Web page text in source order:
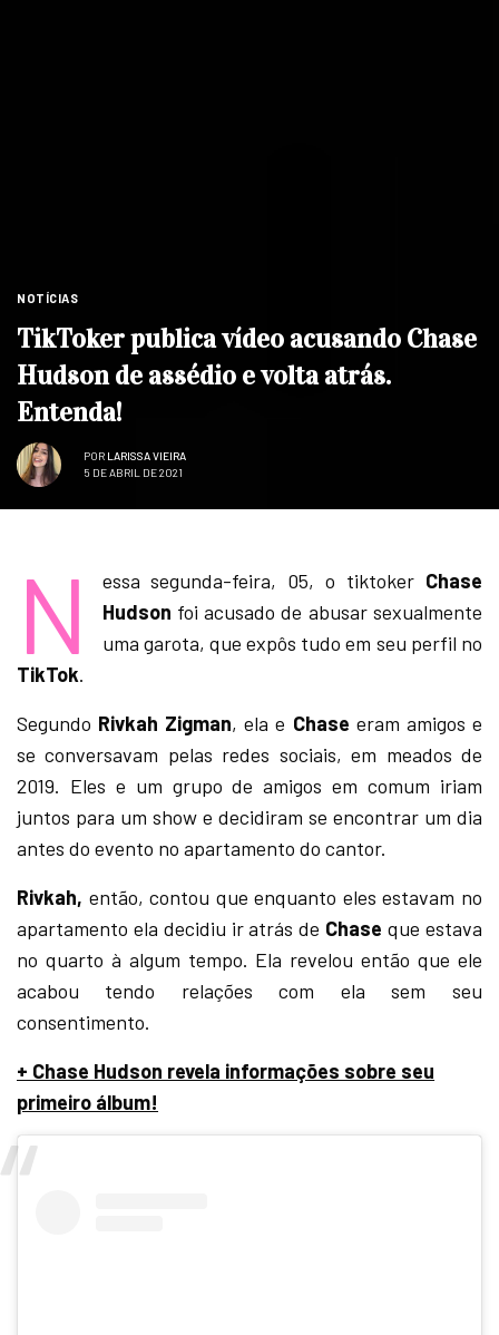
NOTÍCIAS
TikToker publica vídeo acusando Chase
Hudson de assédio e volta atrás.
Entenda!
POR LARISSA VIEIRA
5 DE ABRIL DE 2021
N essa segunda-feira, 05, o tiktoker Chase
Hudson foi acusado de abusar sexualmente
uma garota, que expôs tudo em seu perfil no
TikTok.
Segundo Rivkah Zigman, ela e Chase eram amigos e
se conversavam pelas redes sociais, em meados de
2019. Eles e um grupo de amigos em comum iriam
juntos para um show e decidiram se encontrar um dia
antes do evento no apartamento do cantor.
Rivkah, então, contou que enquanto eles estavam no
apartamento ela decidiu ir atrás de Chase que estava
no quarto à algum tempo. Ela revelou então que ele
acabou tendo relações com ela sem seu
consentimento.
+ Chase Hudson revela informações sobre seu
primeiro álbum!